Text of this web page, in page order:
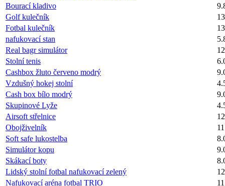
Bourací kladivo
Golf kulečník
Fotbal kulečník
nafukovací stan
Real bagr simulátor
Stolní tenis
Cashbox žluto červeno modrý
Vzdušný hokej stolní
Cash box bílo modrý
Skupinové Lyže
Airsoft střelnice
Obojživelník
Soft safe lukostelba
Simulátor kopu
Skákací boty
Lidský stolní fotbal nafukovací zelený
Nafukovací aréna fotbal TRIO